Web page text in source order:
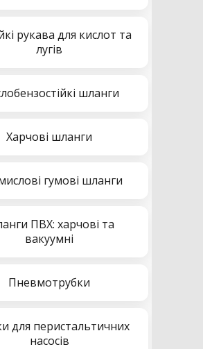
рукава для кислот та
лугів
шланги
Харчові шланги
гумові шланги
ПВХ: харчові та
вакуумні
Пневмотрубки
для перистальтичних
насосів